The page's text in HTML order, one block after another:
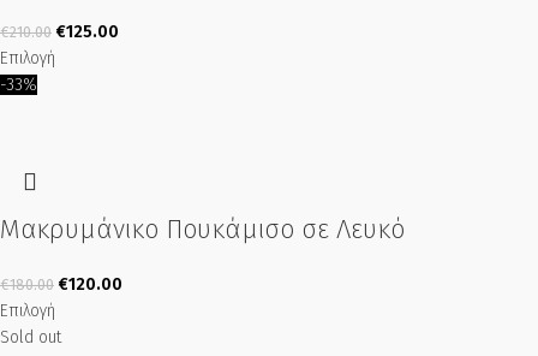
€210.00 €125.00
Επιλογή
-33%
Μακρυμάνικο Πουκάμισο σε Λευκό
€180.00 €120.00
Επιλογή
Sold out